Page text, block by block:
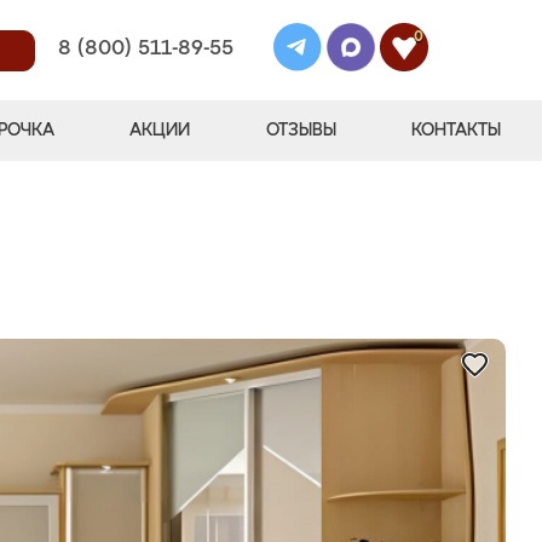
8 (800) 511-89-55
0
АКЦИИ ОТЗЫВЫ КОНТАКТЫ